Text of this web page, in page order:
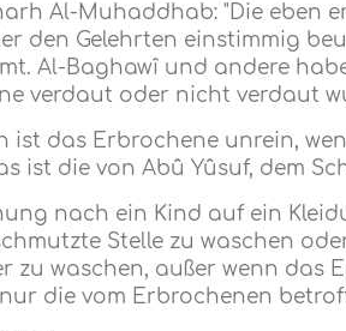
Al-Muhaddhab: "Die eben
den Gelehrten einstimmig
Al-Baghawî und andere
verdaut oder nicht verdaut
ist das Erbrochene unrein,
ist die von Abû Yûsuf, dem
nach ein Kind auf ein
Stelle zu waschen
zu waschen, außer wenn das
die vom Erbrochenen